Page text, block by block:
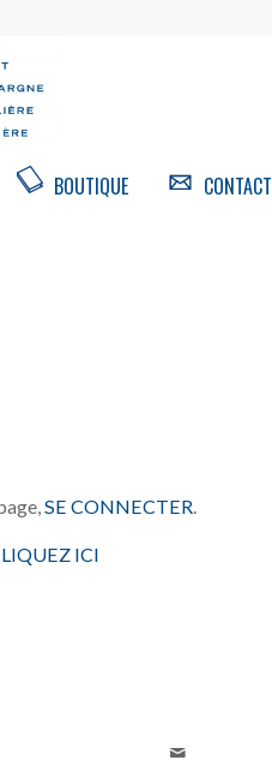
BOUTIQUE CONTACT
SE CONNECTER
ICI